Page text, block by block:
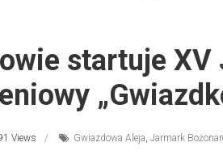
startuje XV
Views Gwiazdowa Aleja, Jarmark